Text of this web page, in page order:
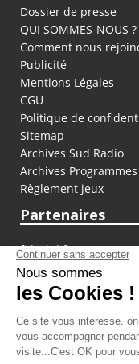
Dossier de presse
QUI SOMMES-NOUS ?
Comment nous
Publicité
Mentions Légales
CGU
Politique de
Sitemap
Archives Sud Radio
Archives Programmes
Règlement jeux
Partenaires
fiducial.fr
lyoncapitale.fr
olympique-et-
L'application